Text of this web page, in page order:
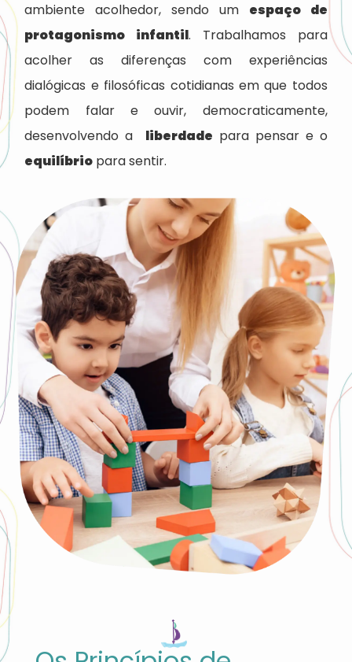
ambiente acolhedor, sendo um espaço de
protagonismo infantil. Trabalhamos para
acolher as diferenças com experiências
dialógicas e filosóficas cotidianas em que todos
podem falar e ouvir, democraticamente,
desenvolvendo a liberdade para pensar e o
equilíbrio para sentir.